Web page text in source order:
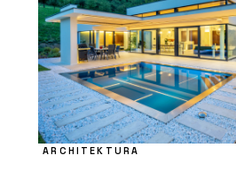
ARCHITEKTURA